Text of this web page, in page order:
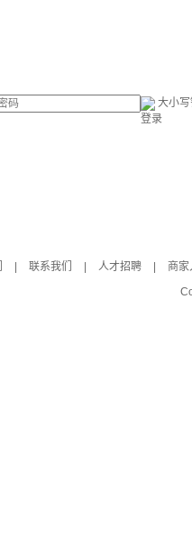
大小
登录
联系我们 人才招聘 商家